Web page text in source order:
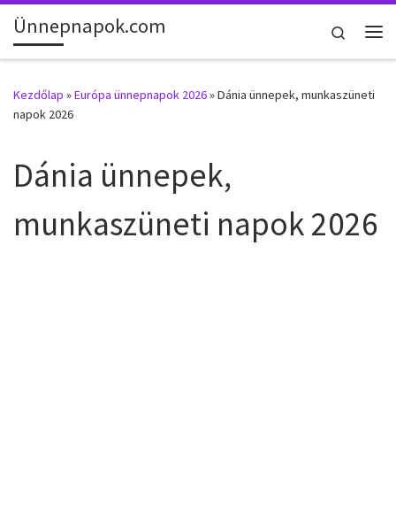
Skip to content
Ünnepnapok.com
Search
Kezdőlap »Európa ünnepnapok 2026»Dánia ünnepek, munkaszüneti
napok 2026
Dánia ünnepek,
munkaszüneti napok 2026